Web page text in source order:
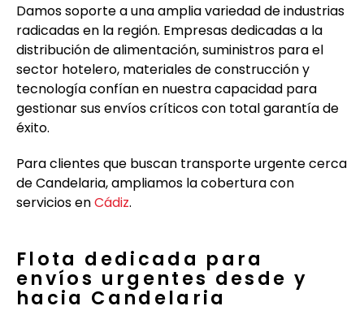
Damos soporte a una amplia variedad de industrias
radicadas en la región. Empresas dedicadas a la
distribución de alimentación, suministros para el
sector hotelero, materiales de construcción y
tecnología confían en nuestra capacidad para
gestionar sus envíos críticos con total garantía de
éxito.
Para clientes que buscan transporte urgente cerca
de Candelaria, ampliamos la cobertura con
servicios enCádiz.
Flota dedicada para
envíos urgentes desde y
hacia Candelaria